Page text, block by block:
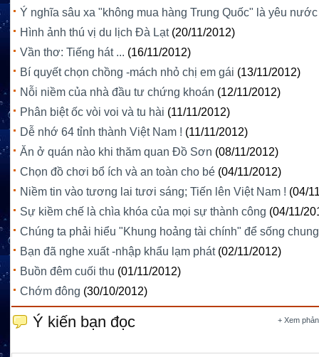
Ý nghĩa sâu xa "không mua hàng Trung Quốc" là yêu nước
Hình ảnh thú vị du lịch Đà Lạt (20/11/2012)
Vần thơ: Tiếng hát ... (16/11/2012)
Bí quyết chọn chồng -mách nhỏ chị em gái (13/11/2012)
Nỗi niềm của nhà đầu tư chứng khoán (12/11/2012)
Phân biệt ốc vòi voi và tu hài (11/11/2012)
Dễ nhớ 64 tỉnh thành Việt Nam ! (11/11/2012)
Ăn ở quán nào khi thăm quan Đồ Sơn (08/11/2012)
Chọn đồ chơi bổ ích và an toàn cho bé (04/11/2012)
Niềm tin vào tương lai tươi sáng; Tiến lên Việt Nam ! (04/
Sự kiềm chế là chìa khóa của mọi sự thành công (04/11/
Chúng ta phải hiểu "Khung hoảng tài chính" để sống chung
Bạn đã nghe xuất -nhập khẩu lạm phát (02/11/2012)
Buồn đêm cuối thu (01/11/2012)
Chớm đông (30/10/2012)
+ Xem
Ý kiến bạn đọc